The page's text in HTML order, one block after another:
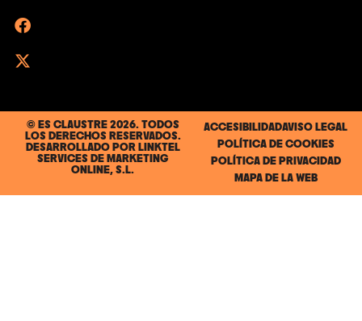
© ES CLAUSTRE 2026. TODOS
LOS DERECHOS RESERVADOS.
DESARROLLADO POR LINKTEL
SERVICES DE MARKETING
ONLINE, S.L.
ACCESIBILIDADAVISO LEGAL
POLÍTICA DE COOKIES
POLÍTICA DE PRIVACIDAD
MAPA DE LA WEB